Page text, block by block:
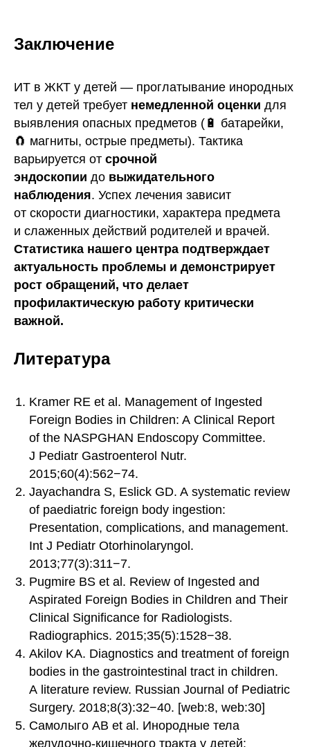
Заключение
ИТ в ЖКТ у детей — проглатывание инородных
тел у детей требует немедленной оценки для
выявления опасных предметов (🔋 батарейки,
🧲 магниты, острые предметы). Тактика
варьируется от срочной
эндоскопии до выжидательного
наблюдения. Успех лечения зависит
от скорости диагностики, характера предмета
и слаженных действий родителей и врачей.
Статистика нашего центра подтверждает
актуальность проблемы и демонстрирует
рост обращений, что делает
профилактическую работу критически
важной.
Литература
Kramer RE et al. Management of Ingested
Foreign Bodies in Children: A Clinical Report
of the NASPGHAN Endoscopy Committee.
J Pediatr Gastroenterol Nutr.
2015;60(4):562−74.
Jayachandra S, Eslick GD. A systematic review
of paediatric foreign body ingestion:
Presentation, complications, and management.
Int J Pediatr Otorhinolaryngol.
2013;77(3):311−7.
Pugmire BS et al. Review of Ingested and
Aspirated Foreign Bodies in Children and Their
Clinical Significance for Radiologists.
Radiographics. 2015;35(5):1528−38.
Akilov KA. Diagnostics and treatment of foreign
bodies in the gastrointestinal tract in children.
A literature review. Russian Journal of Pediatric
Surgery. 2018;8(3):32−40. [web:8, web:30]
Самолыго АВ et al. Инородные тела
желудочно-кишечного тракта у детей: